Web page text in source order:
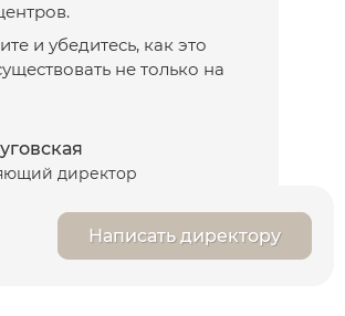
и убедитесь, как это
не только на
директор
Написать директору